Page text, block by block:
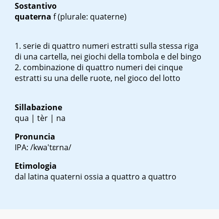
Sostantivo
quaterna f(plurale: quaterne)
serie di quattro numeri estratti sulla stessa riga
di una cartella, nei giochi della tombola e del bingo
combinazione di quattro numeri dei cinque
estratti su una delle ruote, nel gioco del lotto
Sillabazione
qua | tèr | na
Pronuncia
IPA: /kwa'tɛrna/
Etimologia
dal latina quaterni ossia a quattro a quattro